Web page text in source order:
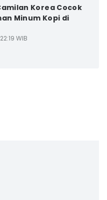
Korea Cocok
Minum Kopi di
WIB